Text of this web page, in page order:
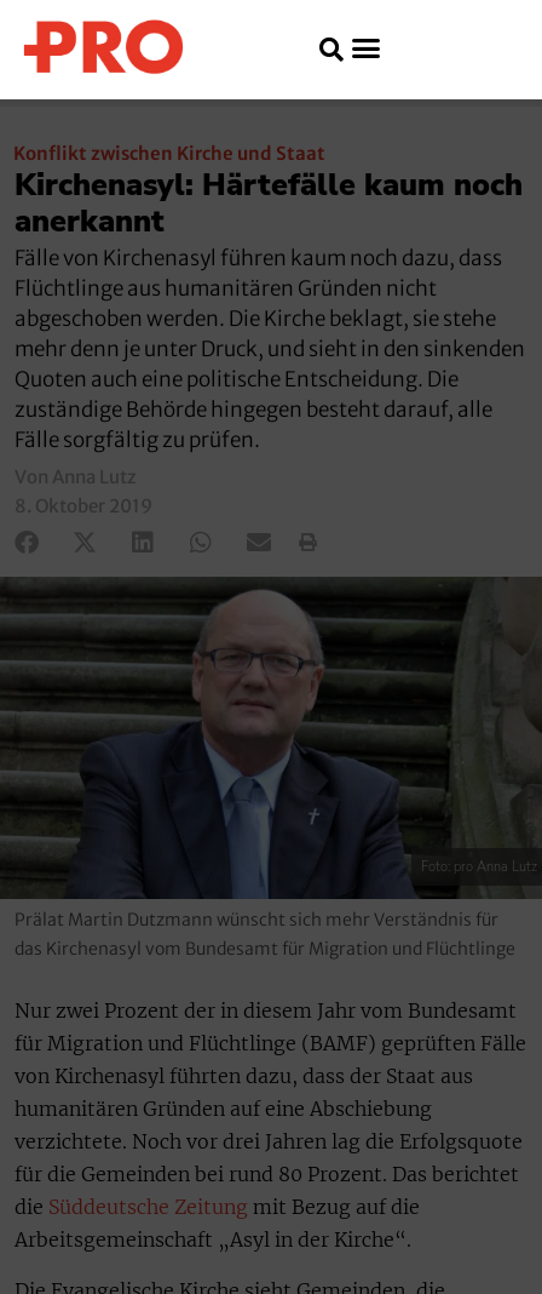
Konflikt zwischen Kirche und Staat
Kirchenasyl: Härtefälle kaum noch
anerkannt
Fälle von Kirchenasyl führen kaum noch dazu, dass
Flüchtlinge aus humanitären Gründen nicht
abgeschoben werden. Die Kirche beklagt, sie stehe
mehr denn je unter Druck, und sieht in den sinkenden
Quoten auch eine politische Entscheidung. Die
zuständige Behörde hingegen besteht darauf, alle
Fälle sorgfältig zu prüfen.
Von Anna Lutz
8. Oktober 2019
Foto: pro Anna Lutz
Prälat Martin Dutzmann wünscht sich mehr Verständnis für
das Kirchenasyl vom Bundesamt für Migration und Flüchtlinge
Nur zwei Prozent der in diesem Jahr vom Bundesamt
für Migration und Flüchtlinge (BAMF) geprüften Fälle
von Kirchenasyl führten dazu, dass der Staat aus
humanitären Gründen auf eine Abschiebung
verzichtete. Noch vor drei Jahren lag die Erfolgsquote
für die Gemeinden bei rund 80 Prozent. Das berichtet
die Süddeutsche Zeitung mit Bezug auf die
Arbeitsgemeinschaft „Asyl in der Kirche“.